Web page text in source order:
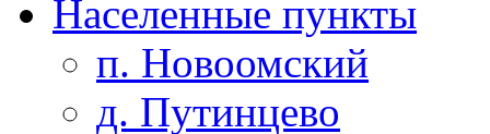
Населенные пункты
п. Новоомский
д. Путинцево